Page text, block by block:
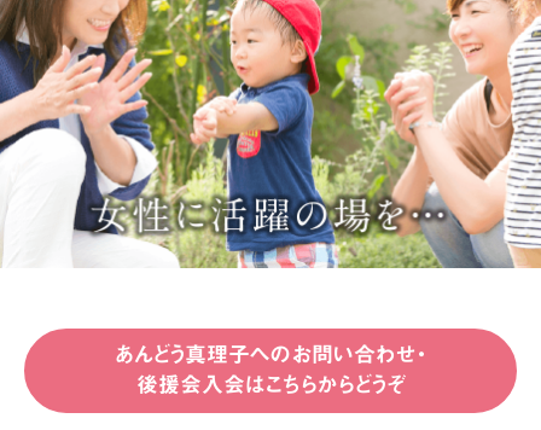
あんどう真理子へのお問い合わせ・
後援会入会はこちらからどうぞ